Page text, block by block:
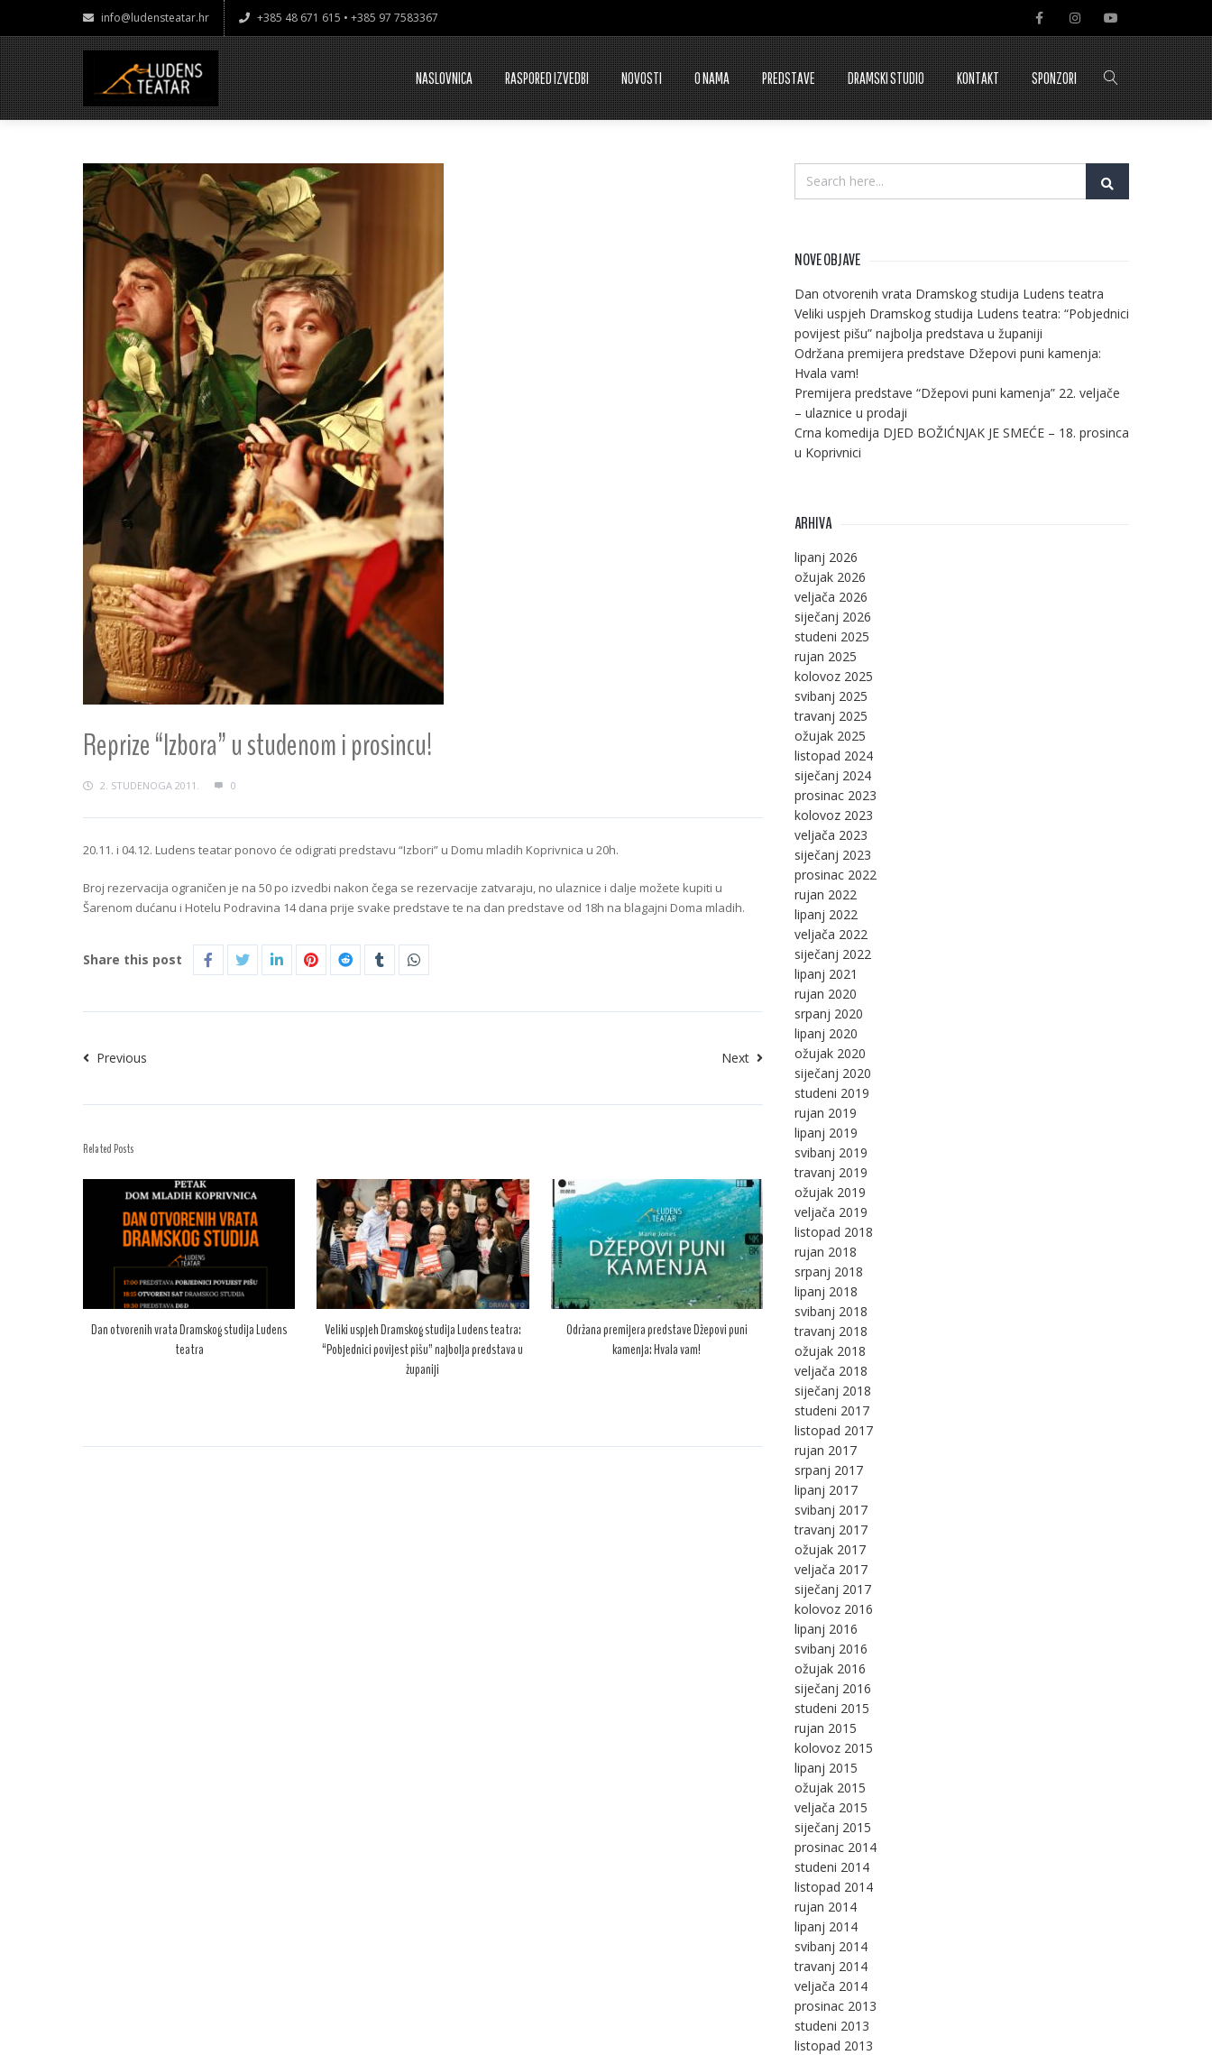
info@ludensteatar.hr +385 48 671 615 • +385 97 7583367
NASLOVNICA RASPORED IZVEDBI NOVOSTI O NAMA PREDSTAVE DRAMSKI STUDIO KONTAKT SPONZORI
Reprize “Izbora” u studenom i prosincu!
2. STUDENOGA 2011. 0
20.11. i 04.12. Ludens teatar ponovo će odigrati predstavu “Izbori” u Domu mladih Koprivnica u 20h.
Broj rezervacija ograničen je na 50 po izvedbi nakon čega se rezervacije zatvaraju, no ulaznice i dalje možete kupiti u
Šarenom dućanu i Hotelu Podravina 14 dana prije svake predstave te na dan predstave od 18h na blagajni Doma mladih.
Share this post
Previous Next
Related Posts
Dan otvorenih vrata Dramskog studija Ludens
teatra
Veliki uspjeh Dramskog studija Ludens teatra:
“Pobjednici povijest pišu” najbolja predstava u
županiji
Održana premijera predstave Džepovi puni
kamenja: Hvala vam!
NOVE OBJAVE
Dan otvorenih vrata Dramskog studija Ludens teatra
Veliki uspjeh Dramskog studija Ludens teatra: “Pobjednici
povijest pišu” najbolja predstava u županiji
Održana premijera predstave Džepovi puni kamenja:
Hvala vam!
Premijera predstave “Džepovi puni kamenja” 22. veljače
– ulaznice u prodaji
Crna komedija DJED BOŽIĆNJAK JE SMEĆE – 18. prosinca
u Koprivnici
ARHIVA
lipanj 2026
ožujak 2026
veljača 2026
siječanj 2026
studeni 2025
rujan 2025
kolovoz 2025
svibanj 2025
travanj 2025
ožujak 2025
listopad 2024
siječanj 2024
prosinac 2023
kolovoz 2023
veljača 2023
siječanj 2023
prosinac 2022
rujan 2022
lipanj 2022
veljača 2022
siječanj 2022
lipanj 2021
rujan 2020
srpanj 2020
lipanj 2020
ožujak 2020
siječanj 2020
studeni 2019
rujan 2019
lipanj 2019
svibanj 2019
travanj 2019
ožujak 2019
veljača 2019
listopad 2018
rujan 2018
srpanj 2018
lipanj 2018
svibanj 2018
travanj 2018
ožujak 2018
veljača 2018
siječanj 2018
studeni 2017
listopad 2017
rujan 2017
srpanj 2017
lipanj 2017
svibanj 2017
travanj 2017
ožujak 2017
veljača 2017
siječanj 2017
kolovoz 2016
lipanj 2016
svibanj 2016
ožujak 2016
siječanj 2016
studeni 2015
rujan 2015
kolovoz 2015
lipanj 2015
ožujak 2015
veljača 2015
siječanj 2015
prosinac 2014
studeni 2014
listopad 2014
rujan 2014
lipanj 2014
svibanj 2014
travanj 2014
veljača 2014
prosinac 2013
studeni 2013
listopad 2013